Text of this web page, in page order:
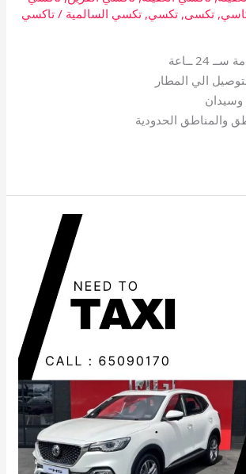
,تكسى,تكسي,تكسي السالمية /تاكسي
24 ــاعة
الي المطار
والمناطق الحدودية